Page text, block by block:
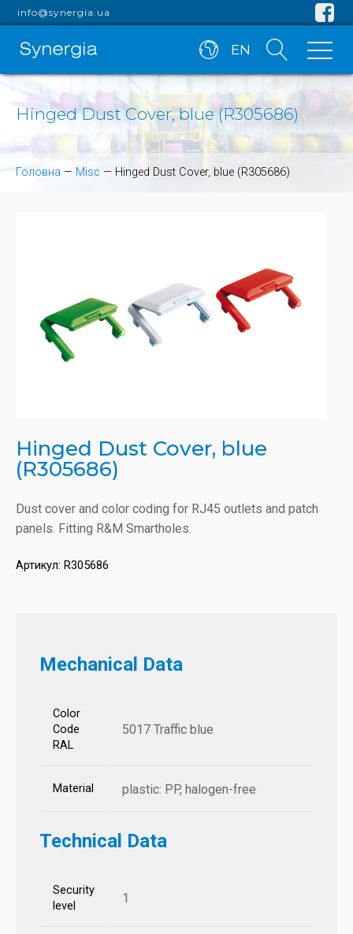
info@synergia.ua
EN
Hinged Dust Cover, blue (R305686)
Головна — Misc — Hinged Dust Cover, blue (R305686)
Hinged Dust Cover, blue
(R305686)
Dust cover and color coding for RJ45 outlets and patch
panels. Fitting R&M Smartholes.
Артикул: R305686
Mechanical Data
Color
Code
RAL
5017 Traffic blue
Material plastic: PP, halogen-free
Technical Data
Security
level
1